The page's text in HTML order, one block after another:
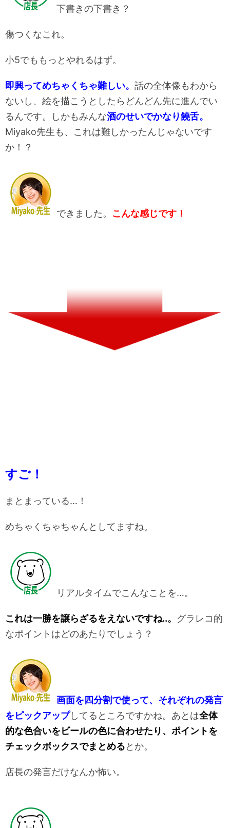
下書きの下書き？
傷つくなこれ。
小5でももっとやれるはず。
即興ってめちゃくちゃ難しい。 話の全体像もわから
ないし、絵を描こうとしたらどんどん先に進んでい
るんです。しかもみんな酒のせいでかなり饒舌。
Miyako先生も、これは難しかったんじゃないです
か！？
できました。 こんな感じです！
すご！
まとまっている…！
めちゃくちゃちゃんとしてますね。
リアルタイムでこんなことを…。
これは一勝を譲らざるをえないですね..。 グラレコ的
なポイントはどのあたりでしょう？
画面を四分割で使って、それぞれの発言
をピックアップしてるところですかね。あとは全体
的な色合いをビールの色に合わせたり、ポイントを
チェックボックスでまとめるとか。
店長の発言だけなんか怖い。